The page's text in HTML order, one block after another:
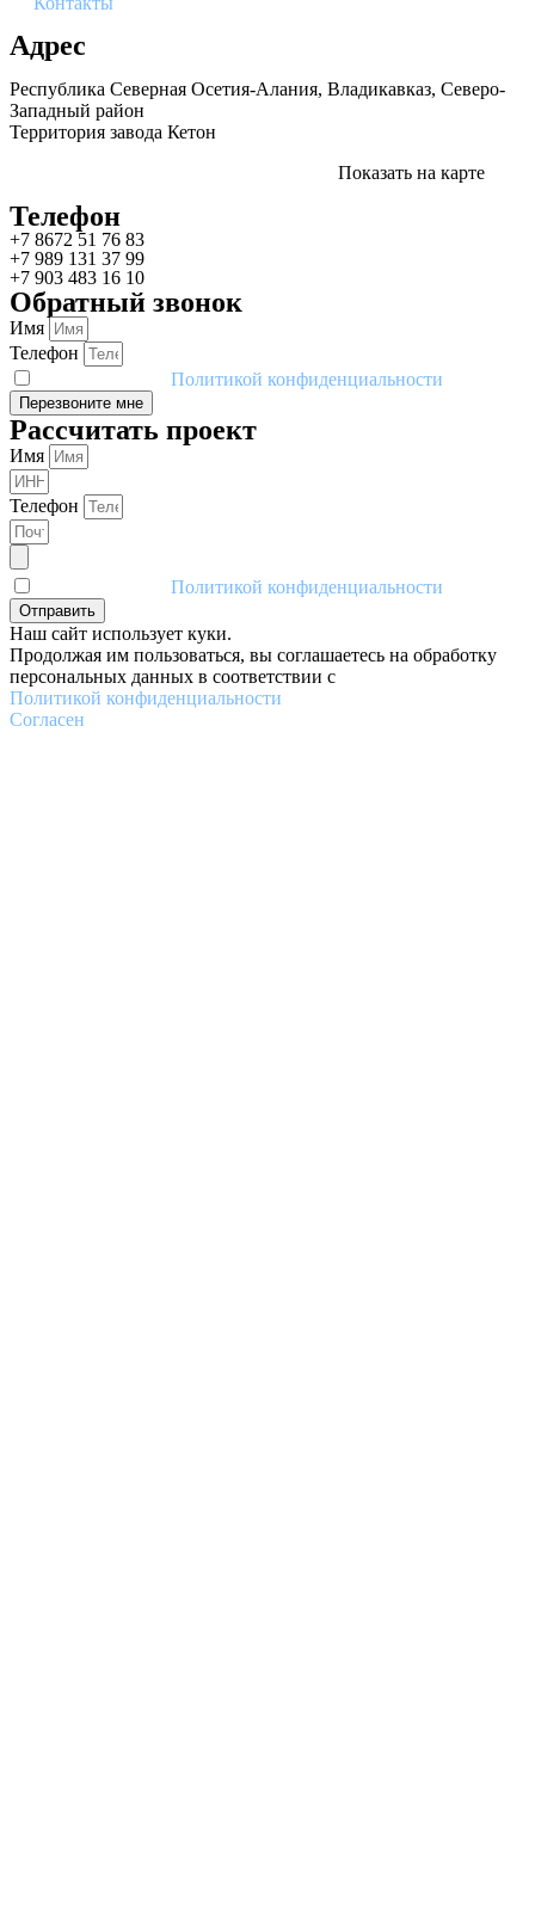
Адрес
Республика Северная Осетия-Алания, Владикавказ, Северо-
Западный район
Территория завода Кетон
Показать на карте
Телефон
+7 8672 51 76 83
+7 989 131 37 99
+7 903 483 16 10
Обратный звонок
Имя
Телефон
Политикой конфиденциальности
Перезвоните мне
Рассчитать проект
Имя
Телефон
Политикой конфиденциальности
Отправить
Наш сайт использует куки.
Продолжая им пользоваться, вы соглашаетесь на обработку
персональных данных в соответствии с
Политикой конфиденциальности
Согласен